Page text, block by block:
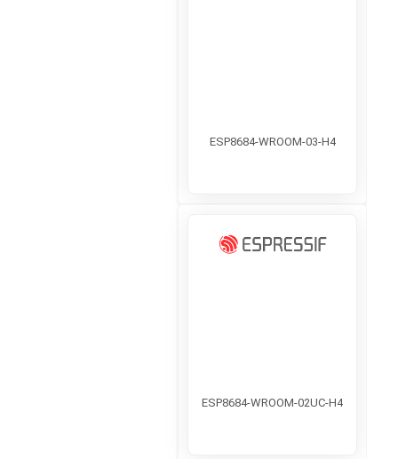
ESP8684-WROOM-03-H4
ESP8684-WROOM-02UC-H4